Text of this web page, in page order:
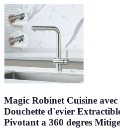
Magic Robinet Cuisine
Douchette d'evier
Pivotant a 360 degres